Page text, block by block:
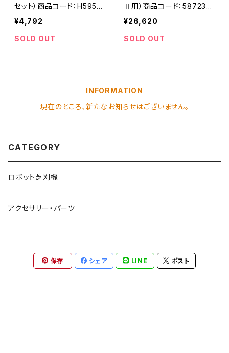
セット）商品コード：H5950
84401
¥4,792
SOLD OUT
Ⅱ用）商品コード：5872361
01
¥26,620
SOLD OUT
INFORMATION
現在のところ、新たなお知らせはございません。
CATEGORY
ロボット芝刈機
アクセサリー・パーツ
保存 シェア LINE ポスト